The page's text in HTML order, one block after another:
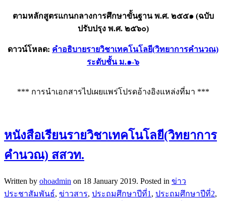
ตามหลักสูตรแกนกลางการศึกษาขั้นฐาน พ.ศ. ๒๕๕๑ (ฉบับ
ปรับปรุง พ.ศ. ๒๕๖๐)
ดาวน์โหลด: คำอธิบายรายวิชาเทคโนโลยี(วิทยาการคำนวณ)
ระดับชั้น ม.๑-๖
*** การนำเอกสารไปเผยแพร่โปรดอ้างอิงแหล่งที่มา ***
หนังสือเรียนรายวิชาเทคโนโลยี(วิทยาการ
คำนวณ) สสวท.
Written by ohoadmin on 18 January 2019. Posted in ข่าว
ประชาสัมพันธ์, ข่าวสาร, ประถมศึกษาปีที่1 , ประถมศึกษาปีที่2,